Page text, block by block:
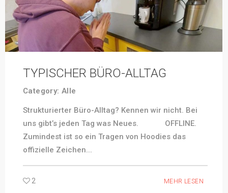
TYPISCHER BÜRO-ALLTAG
Category:Alle
Strukturierter Büro-Alltag? Kennen wir nicht. Bei
uns gibt’s jeden Tag was Neues. OFFLINE.
Zumindest ist so ein Tragen von Hoodies das
offizielle Zeichen...
2 MEHR LESEN